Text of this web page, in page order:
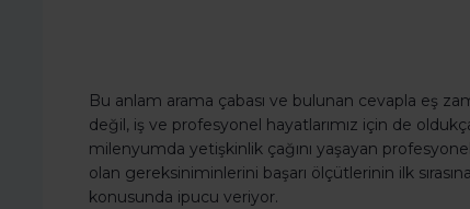
Bu anlam arama çabası ve bulunan cevapla eş
değil, iş ve profesyonel hayatlarımız için de
milenyumda yetişkinlik çağını yaşayan
olan gereksiniminlerini başarı ölçütlerinin ilk
konusunda ipucu veriyor.